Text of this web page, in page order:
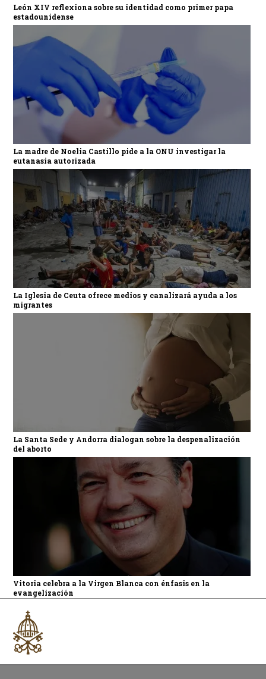
León XIV reflexiona sobre su identidad como primer papa
estadounidense
La madre de Noelia Castillo pide a la ONU investigar la
eutanasia autorizada
La Iglesia de Ceuta ofrece medios y canalizará ayuda a los
migrantes
La Santa Sede y Andorra dialogan sobre la despenalización
del aborto
Vitoria celebra a la Virgen Blanca con énfasis en la
evangelización